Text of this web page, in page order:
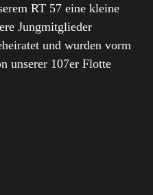
RT 57 eine kleine
Jungmitglieder
und wurden vorm
unserer 107er Flotte